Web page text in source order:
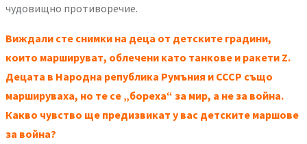
чудовищно противоречие.
Виждали сте снимки на деца от детските градини,
които маршируват, облечени като танкове и ракети Z.
Децата в Народна република Румъния и СССР също
маршируваха, но те се „бореха“ за мир, а не за война.
Какво чувство ще предизвикат у вас детските маршове
за война?